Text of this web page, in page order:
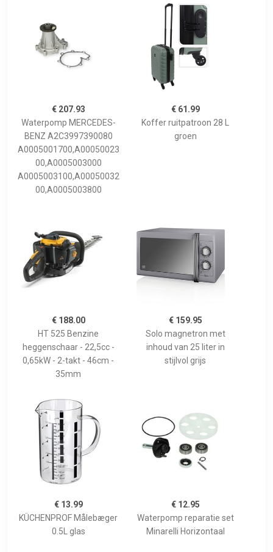
€ 207.93
Waterpomp MERCEDES-
BENZ A2C3997390080
A0005001700,A00050023
00,A0005003000
A0005003100,A00050032
00,A0005003800
€ 61.99
Koffer ruitpatroon 28 L
groen
€ 188.00
HT 525 Benzine
heggenschaar - 22,5cc -
0,65kW - 2-takt - 46cm -
35mm
€ 159.95
Solo magnetron met
inhoud van 25 liter in
stijlvol grijs
€ 13.99
KÜCHENPROF Målebæger
0.5L glas
€ 12.95
Waterpomp reparatie set
Minarelli Horizontaal